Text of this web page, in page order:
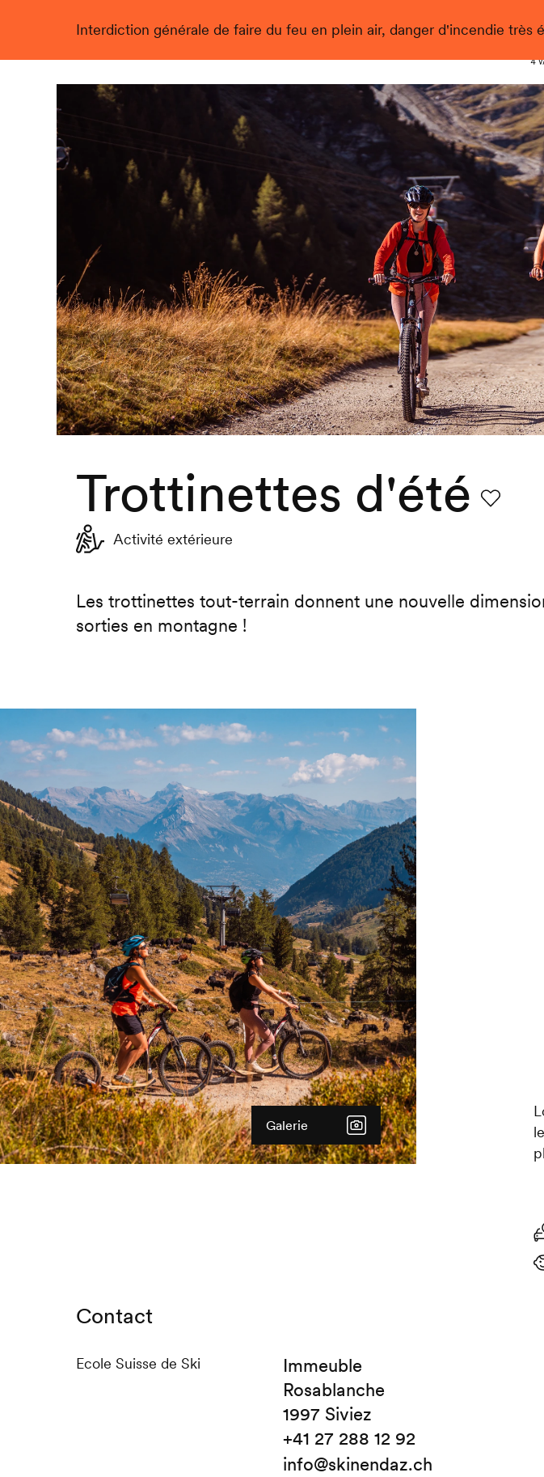
Interdiction générale de faire du feu en plein air, danger d'incendie très
Live
Trottinettes d'été
Activité extérieure
Les trottinettes tout-terrain donnent une nouvelle
sorties en montagne !
Galerie
Contact
Ecole Suisse de Ski
Immeuble
Rosablanche
1997 Siviez
+41 27 288 12 92
info@skinendaz.ch